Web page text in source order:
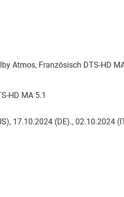
Atmos, Französisch DTS-HD
HD MA 5.1
17.10.2024 (DE)., 02.10.2024